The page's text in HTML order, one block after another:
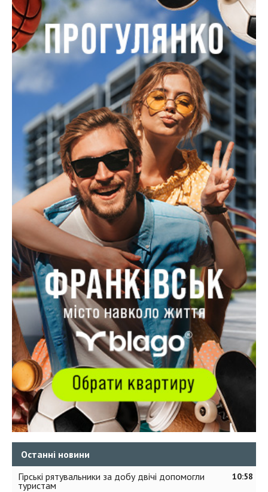
Останні новини
10:58
Гірські рятувальники за добу двічі допомогли
туристам